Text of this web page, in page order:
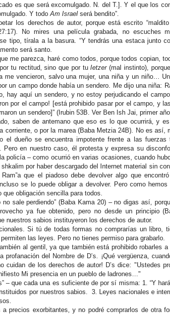
es que será excomulgado. N. del T.]. Y el que los
Y todo Am Israel será bendito”.
los derechos de autor, porque está escrito
No mires una película grabada, no escuches
tipo, tírala a la basura. “Y tendrás una estaca junto
será santo.
me parezca, haré como todos, porque todos copian,
tu rectitud, sino que por tuIetzer(mal instinto),
me vencieron, salvo una mujer, una niña y un niño…
un campo donde había un sendero. Me dijo una niña:
hay aquí un sendero, y no estoy perjudicando el
por el campo! [está prohibido pasar por el campo, y
un sendero]” (Irubin 53B. Ver Ben Ish Jai, primer
saben de antemano que eso es lo que ocurrirá, y
corriente, o por la marea (Baba Metzia 24B). No es así,
el dueño se encuentra impotente frente a las fuerzas
en nuestro caso, él protesta y expresa su
policía – como ocurrió en varias ocasiones, cuando
por haber descargado del Internet material sin
que el piadoso debe devolver algo que
se lo puede obligar a devolver. Pero como
obligación sencilla para todos.
sale perdiendo” (Baba Kama 20) – no digas así,
ya fue obtenido, pero no desde un principio
nuestros sabios instituyeron los derechos de autor.
Si tú de todas formas no comprarías un libro,
las leyes. Pero no tienes permiso para grabarlo.
al gentil, ya que también está prohibido robarles
del Nombre de D’s. ¡Qué vergüenza,
cuidan de los derechos de autor! D’s dice: "Ustedes
Mi presencia en un pueblo de ladrones…"
– que cada una es suficiente de por sí misma: 1. “Y
por nuestros sabios.
3. Leyes nacionales e
precios exorbitantes, y no podré comprarlos de otra